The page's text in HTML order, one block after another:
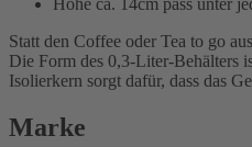
Statt den Coffee oder Tea to go
Die Form des 0,3-Liter-Behälters
Isolierkern sorgt dafür, dass das
Marke